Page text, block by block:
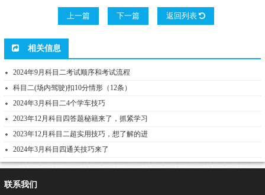
上一篇 下一篇 返回列表
相关信息
2024年9月科目二考试顺序和考试流程
科目二(场内驾驶)扣10分情形（12条）
2024年3月科目二4个学车技巧
2023年12月科目四答题秘籍来了，抓紧学习
2023年12月科目二超实用技巧，想了解的进
2024年3月科目四通关技巧来了
联系我们